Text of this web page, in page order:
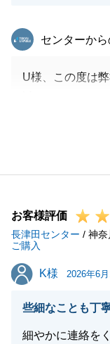
東急リバブル
センターか
U様、この度は
のはお仕事でお
U様のおかげで
引き続き、何か
ご相談いただけ
今後ともどうぞ
お客様評価
長津田センター / 神奈
ご購入
K様
K様 2026年6月
些細なことも丁
細やかに連絡を